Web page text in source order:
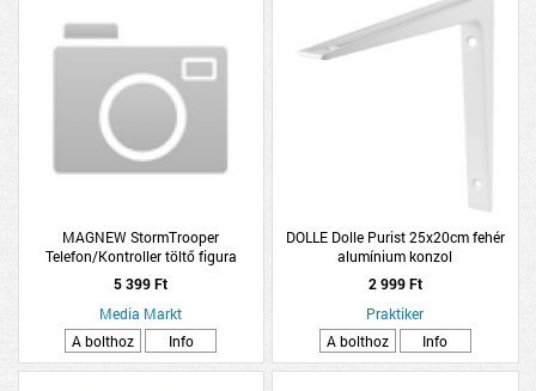
MAGNEW StormTrooper
Telefon/Kontroller töltő figura
5 399 Ft
Media Markt
A bolthoz
Info
DOLLE Dolle Purist 25x20cm fehér
alumínium konzol
2 999 Ft
Praktiker
A bolthoz
Info